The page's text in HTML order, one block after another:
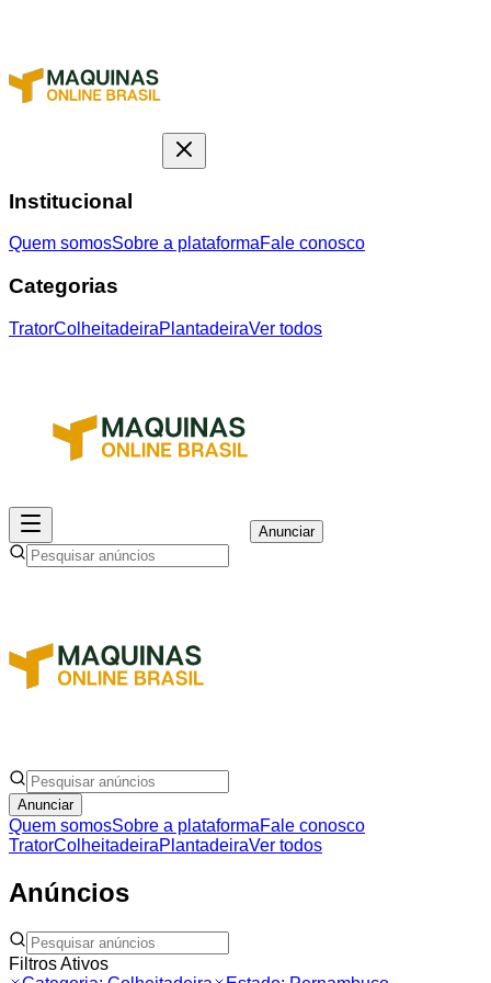
Institucional
Quem somosSobre a plataformaFale conosco
Categorias
TratorColheitadeiraPlantadeiraVer todos
Anunciar
Anunciar
Quem somosSobre a plataformaFale conosco
TratorColheitadeiraPlantadeiraVer todos
Anúncios
Filtros Ativos